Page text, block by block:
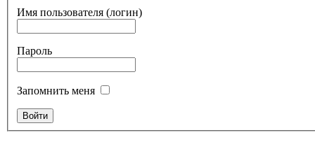
Имя пользователя (логин)
Пароль
Запомнить меня